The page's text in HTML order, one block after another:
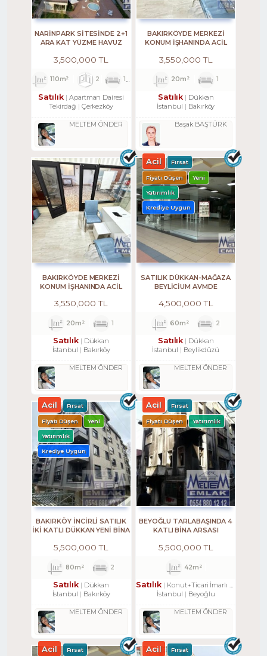
NARİNPARK SİTESİNDE 2+1
ARA KAT YÜZME HAVUZ
3,500,000 TL
110m² 2 1
Satılık
Apartman Dairesi
Tekirdağ
Çerkezköy
MELTEM ÖNDER
BAKIRKÖYDE MERKEZİ
KONUM İŞHANINDA ACİL
3,550,000 TL
20m² 1
Satılık
Dükkan
İstanbul
Bakırköy
Başak BAŞTÜRK
BAKIRKÖYDE MERKEZİ
KONUM İŞHANINDA ACİL
3,550,000 TL
20m² 1
Satılık
Dükkan
İstanbul
Bakırköy
MELTEM ÖNDER
Acil Fırsat
Fiyatı Düşen Yeni
Yatırımlık
Krediye Uygun
SATILIK DÜKKAN-MAĞAZA
BEYLİCİUM AVMDE
4,500,000 TL
60m² 2
Satılık
Dükkan
İstanbul
Beylikdüzü
MELTEM ÖNDER
Acil Fırsat
Fiyatı Düşen Yeni
Yatırımlık
Krediye Uygun
BAKIRKÖY İNCİRLİ SATILIK
İKİ KATLI DÜKKAN YENİ BİNA
5,500,000 TL
80m² 2
Satılık
Dükkan
İstanbul
Bakırköy
MELTEM ÖNDER
Acil Fırsat
Fiyatı Düşen Yatırımlık
BEYOĞLU TARLABAŞINDA 4
KATLI BINA ARSASI
5,500,000 TL
42m²
Satılık
Konut+Ticari İmarlı Arsa
İstanbul
Beyoğlu
MELTEM ÖNDER
Acil Fırsat Acil Fırsat